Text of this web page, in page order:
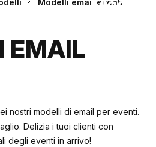
Modelli email eventi
EMAIL
nostri modelli di email per eventi.
Delizia i tuoi clienti con
degli eventi in arrivo!